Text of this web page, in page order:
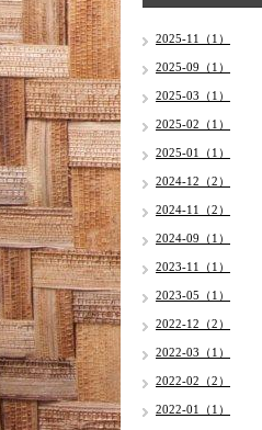
2025-11（1）
2025-09（1）
2025-03（1）
2025-02（1）
2025-01（1）
2024-12（2）
2024-11（2）
2024-09（1）
2023-11（1）
2023-05（1）
2022-12（2）
2022-03（1）
2022-02（2）
2022-01（1）